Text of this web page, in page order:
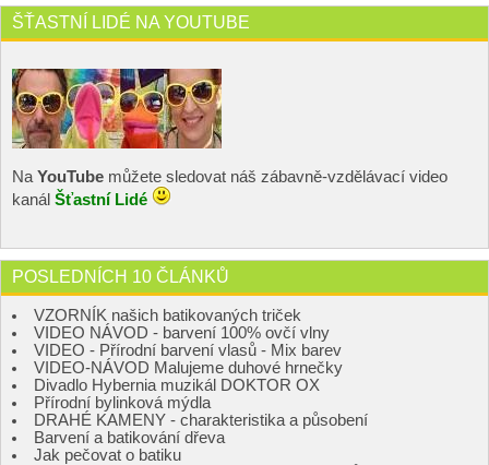
ŠŤASTNÍ LIDÉ NA YOUTUBE
Na YouTube můžete sledovat náš zábavně-vzdělávací video
kanál Šťastní Lidé
POSLEDNÍCH 10 ČLÁNKŮ
VZORNÍK našich batikovaných triček
VIDEO NÁVOD - barvení 100% ovčí vlny
VIDEO - Přírodní barvení vlasů - Mix barev
VIDEO-NÁVOD Malujeme duhové hrnečky
Divadlo Hybernia muzikál DOKTOR OX
Přírodní bylinková mýdla
DRAHÉ KAMENY - charakteristika a působení
Barvení a batikování dřeva
Jak pečovat o batiku